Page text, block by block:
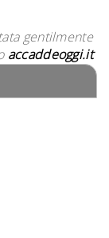
gentilmente
accaddeoggi.it